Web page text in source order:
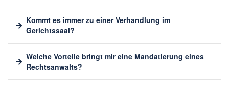
Kommt es immer zu einer Verhandlung im
Gerichtssaal?
Welche Vorteile bringt mir eine Mandatierung eines
Rechtsanwalts?